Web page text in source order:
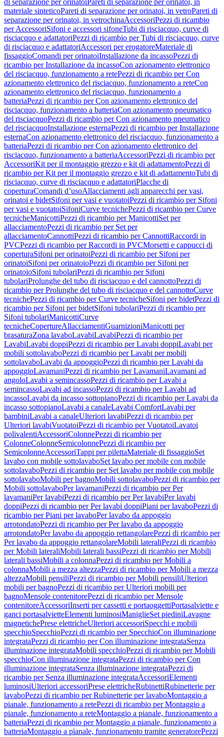
di separazione per orinatoiPareti di separazione per orinatoi, in
materiale sinteticoPareti di separazione per orinatoi, in vetroPareti di
separazione per orinatoi, in vetrochinaAccessoriPezzi di ricambio
per AccessoriSifoni e accessori sifoneTubi di risciacquo, curve di
risciacquo e adattatoriPezzi di ricambio per Tubi di risciacquo, curve
di risciacquo e adattatoriAccessori per erogatoreMateriale di
fissaggioComandi per orinatoiInstallazione da incassoPezzi di
ricambio per Installazione da incassoCon azionamento elettronico
del risciacquo, funzionamento a retePezzi di ricambio per Con
azionamento elettronico del risciacquo, funzionamento a reteCon
azionamento elettronico del risciacquo, funzionamento a
batteriaPezzi di ricambio per Con azionamento elettronico del
risciacquo, funzionamento a batteriaCon azionamento pneumatico
del risciacquoPezzi di ricambio per Con azionamento pneumatico
del risciacquoInstallazione esternaPezzi di ricambio per Installazione
esternaCon azionamento elettronico del risciacquo, funzionamento a
batteriaPezzi di ricambio per Con azionamento elettronico del
risciacquo, funzionamento a batteriaAccessoriPezzi di ricambio per
AccessoriKit per il montaggio grezzo e kit di adattamentoPezzi di
ricambio per Kit per il montaggio grezzo e kit di adattamentoTubi di
risciacquo, curve di risciacquo e adattatoriPlacche di
coperturaComandi d’usoAllacciamenti agli apparecchi per vasi,
orinatoi e bidetSifoni per vasi e vuotatoiPezzi di ricambio per Sifoni
per vasi e vuotatoiSifoniCurve tecnichePezzi di ricambio per Curve
tecnicheManicottiPezzi di ricambio per ManicottiSet per
allacciamentoPezzi di ricambio per Set per
allacciamentoCannottiPezzi di ricambio per CannottiRaccordi in
PVCPezzi di ricambio per Raccordi in PVCMorsetti e cappucci di
coperturaSifoni per orinatoiPezzi di ricambio per Sifoni per
orinatoiSifoni per orinatoioPezzi di ricambio per Sifoni per
orinatoioSifoni tubolariPezzi di ricambio per Sifoni
tubolariProlunghe del tubo di risciacquo e del cannottoPezzi di
ricambio per Prolunghe del tubo di risciacquo e del cannottoCurve
tecnichePezzi di ricambio per Curve tecnicheSifoni per bidetPezzi di
ricambio per Sifoni per bidetSifoni tubolariPezzi di ricambio per
Sifoni tubolariManicottiCurve
tecnicheCopertureAllacciamentiGuarnizioniManicotti per
brasaturaZona lavaboLavabiLavabiPezzi di ricambio per
LavabiLavabi doppiPezzi di ricambio per Lavabi doppiLavabi per
mobili sottolavaboPezzi di ricambio per Lavabi per mobili
sottolavaboLavabi da appoggioPezzi di ricambio per Lavabi da
appoggioLavamaniPezzi di ricambio per LavamaniLavamani ad
angoloLavabi a semincassoPezzi di ricambio per Lavabi a
semincassoLavabi ad incassoPezzi di ricambio per Lavabi ad
incassoLavabi da incasso sottopianoPezzi di ricambio per Lavabi da
incasso sottopianoLavabi a canaleLavabi ComfortLavabi per
bambiniLavabi a canaleUlteriori lavabiPezzi di ricambio per
Ulteriori lavabiVuotatoiPezzi di ricambio per VuotatoiLavatoi
polivalentiAccessoriColonnePezzi di ricambio per
ColonneColonneSemicolonnePezzi di ricambio per
SemicolonneAccessoriTappi per pilettaMateriale di fissaggioSet
lavabo con mobile sottolavaboSet lavabo per mobile con mobile
sottolavaboPezzi di ricambio per Set lavabo per mobile con mobile
sottolavaboMobili per bagnoMobili sottolavaboPezzi di ricambio per
Mobili sottolavaboPer lavamaniPezzi di ricambio per Per
lavamaniPer lavabiPezzi di ricambio per Per lavabiPer lavabi
doppiPezzi di ricambio per Per lavabi doppiPiani per lavaboPezzi di
ricambio per Piani per lavaboPer lavabo da appoggio
arrotondatoPezzi di ricambio per Per lavabo da appoggio
arrotondatoPer lavabo da appoggio rettangolarePezzi di ricambio per
Per lavabo da appoggio rettangolareMobili lateraliPezzi di ricambio
per Mobili lateraliMobili laterali bassiPezzi di ricambio per Mobili
laterali bassiMobili a colonnaPezzi di ricambio per Mobili a
colonnaMobili a mezza altezzaPezzi di ricambio per Mobili a mezza
altezzaMobili pensiliPezzi di ricambio per Mobili pensiliUlteriori
mobili per bagnoPezzi di ricambio per Ulteriori mobili per
bagnoMensole contenitorePezzi di ricambio per Mensole
contenitoreAccessoriInserti per cassetti e portaoggettiPortasalviette e
ganci portasalvietteElementi luminosiManiglieSet piediniLavagne
magnetichePrese elettricheUlteriori accessoriSpecchi e mobili
specchioSpecchioPezzi di ricambio per SpecchioCon illuminazione
integrataPezzi di ricambio per Con illuminazione integrataSenza
illuminazione integrataMobili specchioPezzi di ricambio per Mobili
specchioCon illuminazione integrataPezzi di ricambio per Con
illuminazione integrataSenza illuminazione integrataPezzi di
ricambio per Senza illuminazione integrataAccessoriElementi
luminosiUlteriori accessoriPrese elettricheRubinettiRubinetterie per
lavaboPezzi di ricambio per Rubinetterie per lavaboMontaggio a
pianale, funzionamento a retePezzi di ricambio per Montaggio a
pianale, funzionamento a reteMontaggio a pianale, funzionamento a
batteriaPezzi di ricambio per Montaggio a pianale, funzionamento a
batteriaMontaggio a pianale, funzionamento tramite generatorePezzi